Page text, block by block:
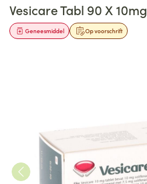
Vesicare Tabl 90 X 10mg
Op voorschrift
Geneesmiddel